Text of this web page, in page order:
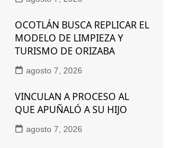
OCOTLÁN BUSCA REPLICAR EL
MODELO DE LIMPIEZA Y
TURISMO DE ORIZABA
agosto 7, 2026
VINCULAN A PROCESO AL
QUE APUÑALÓ A SU HIJO
agosto 7, 2026